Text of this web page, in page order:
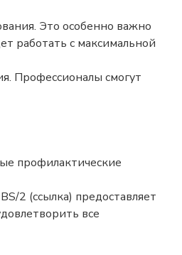
Это особенно важно
работать с максимальной
Профессионалы смогут
профилактические
2 (ссылка) предоставляет
все